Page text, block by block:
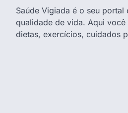
Saúde Vigiada é o seu
qualidade de vida. Aqui
dietas, exercícios, cuidados